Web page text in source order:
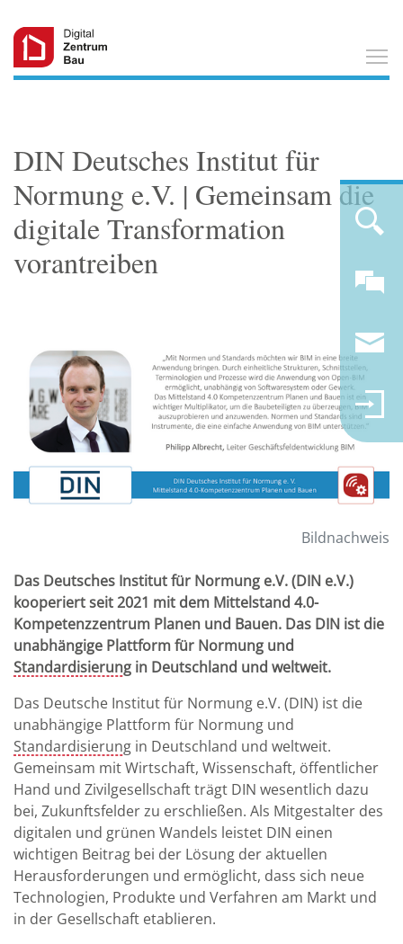
DIN Deutsches Institut für
Normung e.V. | Gemeinsam die
digitale Transformation
vorantreiben
Bildnachweis
Das Deutsches Institut für Normung e.V. (DIN e.V.)
kooperiert seit 2021 mit dem Mittelstand 4.0-
Kompetenzzentrum Planen und Bauen. Das DIN ist die
unabhängige Plattform für Normung und
Standardisierung in Deutschland und weltweit.
Das Deutsche Institut für Normung e.V. (DIN) ist die
unabhängige Plattform für Normung und
Standardisierung in Deutschland und weltweit.
Gemeinsam mit Wirtschaft, Wissenschaft, öffentlicher
Hand und Zivilgesellschaft trägt DIN wesentlich dazu
bei, Zukunftsfelder zu erschließen. Als Mitgestalter des
digitalen und grünen Wandels leistet DIN einen
wichtigen Beitrag bei der Lösung der aktuellen
Herausforderungen und ermöglicht, dass sich neue
Technologien, Produkte und Verfahren am Markt und
in der Gesellschaft etablieren.